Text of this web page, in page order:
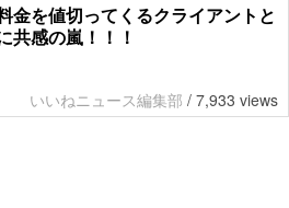
金を値切ってくるクライアントと
共感の嵐！！！
いいねニュース編集部 / 7,933 views